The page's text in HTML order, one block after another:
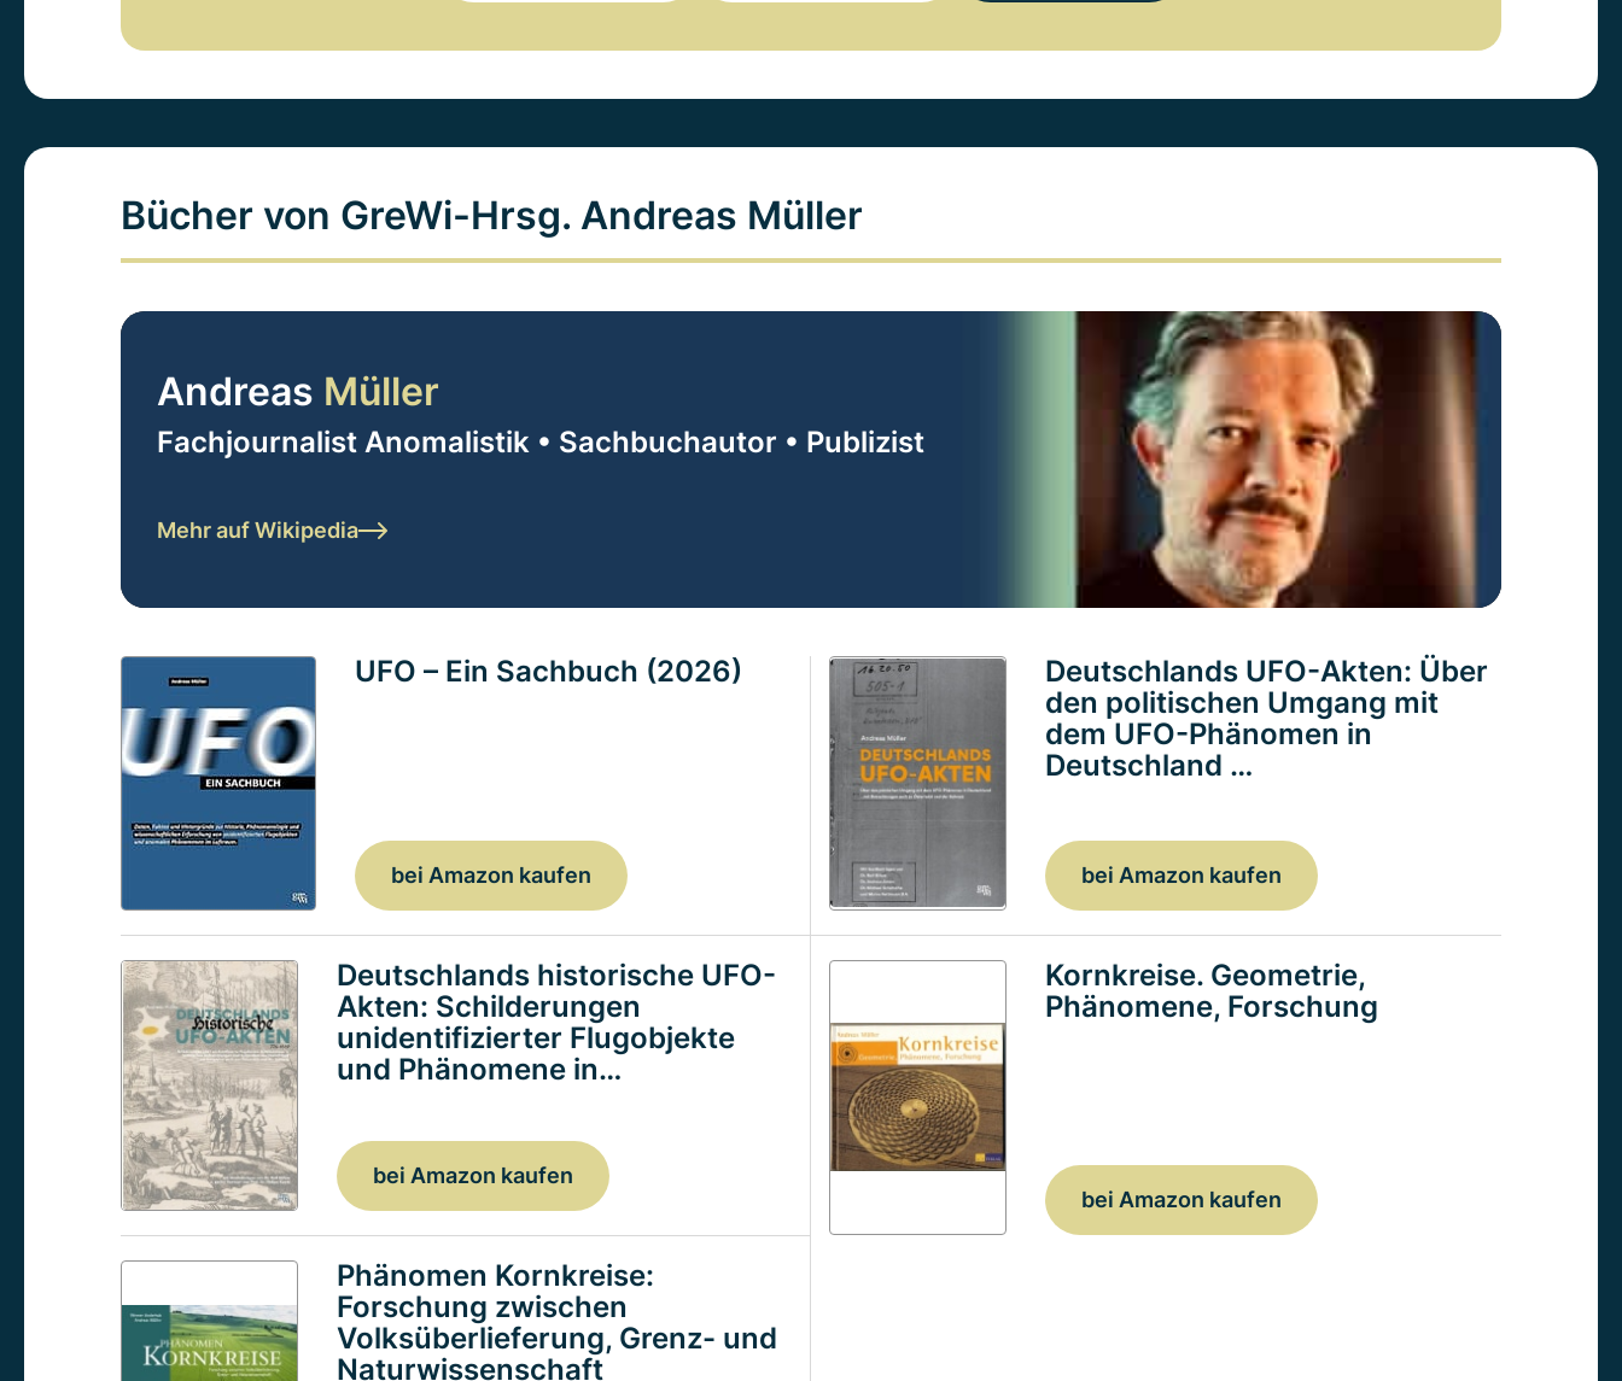
Bücher von GreWi-Hrsg. Andreas Müller
Andreas Müller
Fachjournalist Anomalistik • Sachbuchautor • Publizist
Mehr auf Wikipedia
UFO – Ein Sachbuch (2026)
bei Amazon kaufen
Deutschlands UFO-Akten: Über
den politischen Umgang mit
dem UFO-Phänomen in
Deutschland …
bei Amazon kaufen
Deutschlands historische UFO-
Akten: Schilderungen
unidentifizierter Flugobjekte
und Phänomene in…
bei Amazon kaufen
Kornkreise. Geometrie,
Phänomene, Forschung
bei Amazon kaufen
Phänomen Kornkreise:
Forschung zwischen
Volksüberlieferung, Grenz- und
Naturwissenschaft